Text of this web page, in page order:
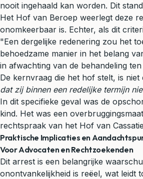
nooit ingehaald kan worden. Dit
Het Hof van Beroep weerlegt deze
onomkeerbaar is. Echter, als dit
"Een dergelijke redenering zou het
behoedzame manier in het belang
in afwachting van de behandeling
De kernvraag die het hof stelt, is
dat zij binnen een redelijke termijn
In dit specifieke geval was de
kind. Het was een
rechtspraak van het Hof van
Praktische Implicaties en
Voor Advocaten en Rechtzoekenden
Dit arrest is een belangrijke
onontvankelijkheid is reëel, wat leidt